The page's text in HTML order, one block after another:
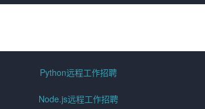
Python远程工作招聘
Node.js远程工作招聘